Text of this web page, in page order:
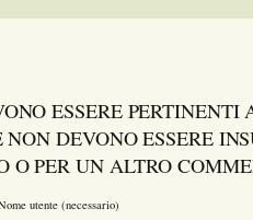
ESSERE PERTINENTI
DEVONO ESSERE
O PER UN ALTRO
utente (necessario)